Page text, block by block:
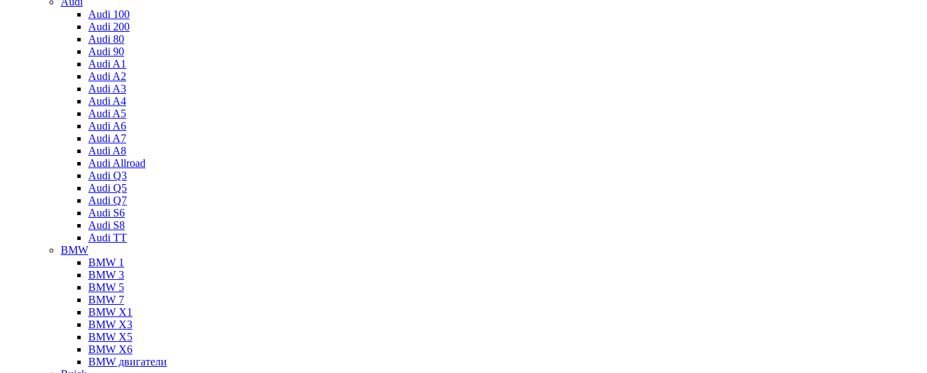
Audi 100
Audi 200
Audi 80
Audi 90
Audi A1
Audi A2
Audi A3
Audi A4
Audi A5
Audi A6
Audi A7
Audi A8
Audi Allroad
Audi Q3
Audi Q5
Audi Q7
Audi S6
Audi S8
Audi TT
BMW
BMW 1
BMW 3
BMW 5
BMW 7
BMW X1
BMW X3
BMW X5
BMW X6
BMW двигатели